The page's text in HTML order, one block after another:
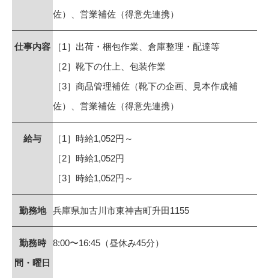
佐）、営業補佐（得意先連携）
仕事内容
［1］出荷・梱包作業、倉庫整理・配達等
［2］靴下の仕上、包装作業
［3］商品管理補佐（靴下の企画、見本作成補
佐）、営業補佐（得意先連携）
給与
［1］時給1,052円～
［2］時給1,052円
［3］時給1,052円～
勤務地 兵庫県加古川市東神吉町升田1155
勤務時
間・曜日
8:00〜16:45（昼休み45分）